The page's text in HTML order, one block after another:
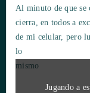
Al minuto de que se
cierra, en todos a
de mi celular, pero
lo
Jugando a